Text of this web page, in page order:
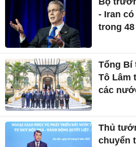
- Iran
trong
Tổng Bí
Tô Lâm
các
Thủ
chuyển